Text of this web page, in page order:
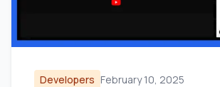
Developers February 10, 2025